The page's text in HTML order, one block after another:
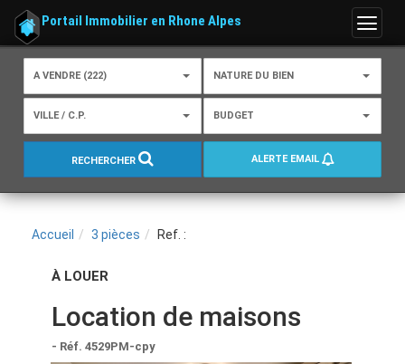
Menu
Portail Immobilier en Rhone Alpes
A VENDRE (222) NATURE DU BIEN
VILLE / C.P. BUDGET
RECHERCHER ALERTE EMAIL
Accueil 3 pièces Ref. :
À LOUER
Location de maisons
- Réf. 4529PM-cpy